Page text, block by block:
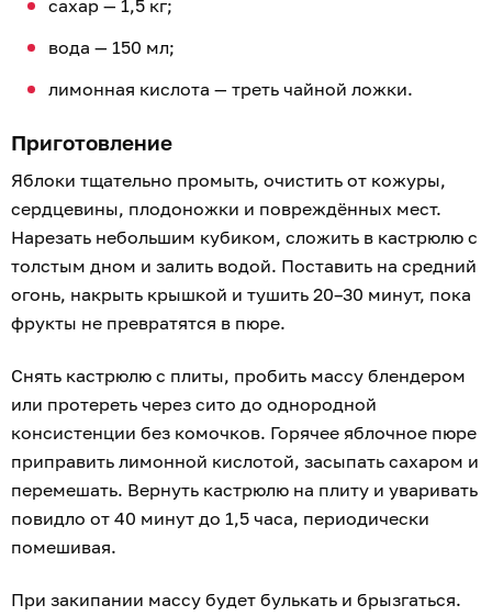
сахар — 1,5 кг;
вода — 150 мл;
лимонная кислота — треть чайной ложки.
Приготовление
Яблоки тщательно промыть, очистить от кожуры,
сердцевины, плодоножки и повреждённых мест.
Нарезать небольшим кубиком, сложить в кастрюлю с
толстым дном и залить водой. Поставить на средний
огонь, накрыть крышкой и тушить 20–30 минут, пока
фрукты не превратятся в пюре.
Снять кастрюлю с плиты, пробить массу блендером
или протереть через сито до однородной
консистенции без комочков. Горячее яблочное пюре
приправить лимонной кислотой, засыпать сахаром и
перемешать. Вернуть кастрюлю на плиту и уваривать
повидло от 40 минут до 1,5 часа, периодически
помешивая.
При закипании массу будет булькать и брызгаться.